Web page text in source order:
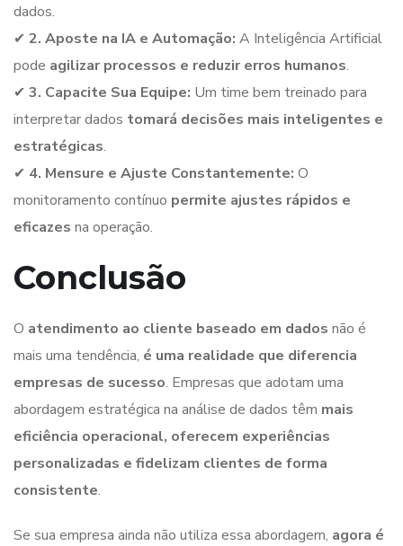
dados.
✔ 2. Aposte na IA e Automação: A Inteligência Artificial
pode agilizar processos e reduzir erros humanos.
✔ 3. Capacite Sua Equipe: Um time bem treinado para
interpretar dados tomará decisões mais inteligentes e
estratégicas.
✔ 4. Mensure e Ajuste Constantemente: O
monitoramento contínuo permite ajustes rápidos e
eficazes na operação.
Conclusão
O atendimento ao cliente baseado em dados não é
mais uma tendência, é uma realidade que diferencia
empresas de sucesso. Empresas que adotam uma
abordagem estratégica na análise de dados têm mais
eficiência operacional, oferecem experiências
personalizadas e fidelizam clientes de forma
consistente.
Se sua empresa ainda não utiliza essa abordagem, agora é